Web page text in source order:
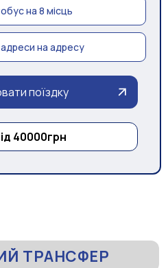
на 8 місць
на адресу
поїздку
40000грн
ТРАНСФЕР